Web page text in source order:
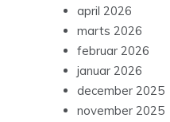
april 2026
marts 2026
februar 2026
januar 2026
december 2025
november 2025